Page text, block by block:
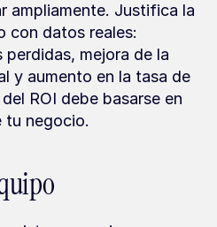
ampliamente. Justifica la
con datos reales:
mejora de la
y aumento en la tasa de
ROI debe basarse en
tu negocio.